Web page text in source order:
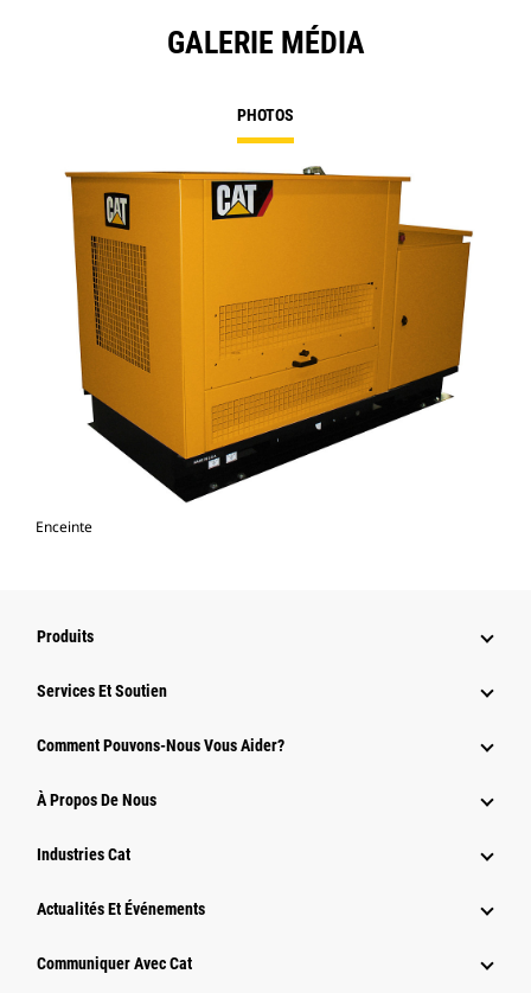
GALERIE MÉDIA
PHOTOS
Enceinte
Produits
Services Et Soutien
Comment Pouvons-Nous Vous Aider?
À Propos De Nous
Industries Cat
Actualités Et Événements
Communiquer Avec Cat